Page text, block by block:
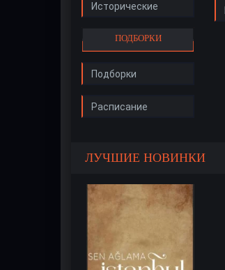
Исторические
ПОДБОРКИ
Подборки
Расписание
ЛУЧШИЕ НОВИНКИ